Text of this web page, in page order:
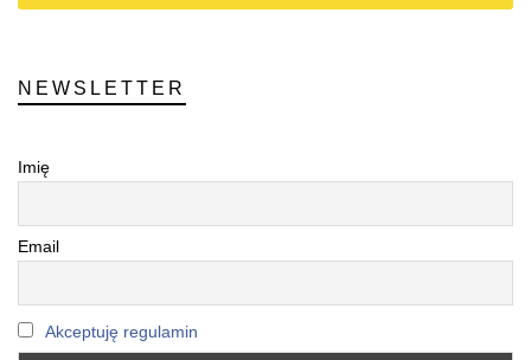
NEWSLETTER
Imię
Email
Akceptuję regulamin